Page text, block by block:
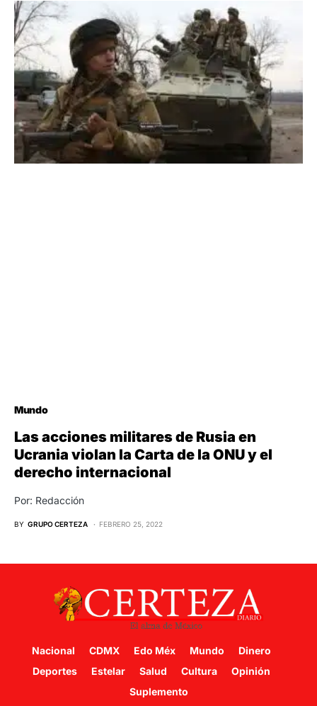
Mundo
Las acciones militares de Rusia en
Ucrania violan la Carta de la ONU y el
derecho internacional
Por: Redacción
BY GRUPO CERTEZA FEBRERO 25, 2022
Nacional CDMX Edo Méx Mundo
Dinero
Deportes
Estelar Salud Cultura
Opinión
Suplemento